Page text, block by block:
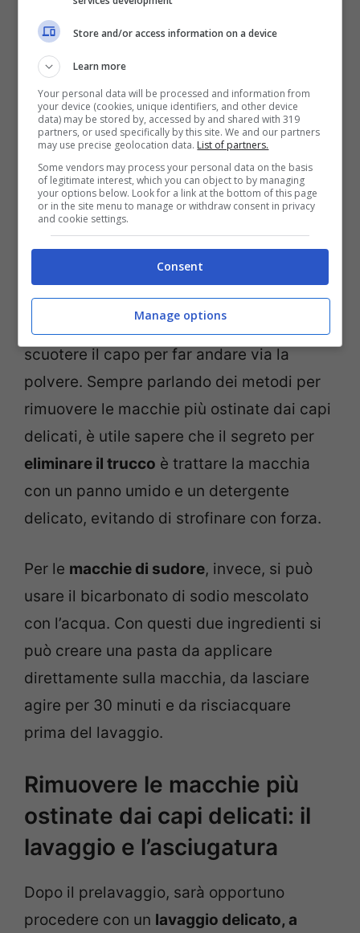
Sulle macchie di vino rossoè consigliabile
applicare immediatamente una piccola
quantità di sale, la quale si occuperà di
assorbire il liquido in eccesso. Dopo
qualche minuto, si dovrà risciacquare
delicatamente il tessuto con acqua fredda.
Una delle migliori soluzioni per rimuovere
olio e grasso, invece, si concretizza
nell’applicazione di amido di mais o talco
direttamente sulla macchia. Dopo aver
lasciato agire per 15-20 minuti, si potrà
scuotere il capo per far andare via la
polvere. Sempre parlando dei metodi per
rimuovere le macchie più ostinate dai capi
delicati, è utile sapere che il segreto per
eliminare il trucco è trattare la macchia
con un panno umido e un detergente
delicato, evitando di strofinare con forza.
Per le macchie di sudore, invece, si può
usare il bicarbonato di sodio mescolato
con l’acqua. Con questi due ingredienti si
può creare una pasta da applicare
direttamente sulla macchia, da lasciare
agire per 30 minuti e da risciacquare
prima del lavaggio.
Rimuovere le macchie più
ostinate dai capi delicati: il
lavaggio e l’asciugatura
Dopo il prelavaggio, sarà opportuno
procedere con un lavaggio delicato, a
Store and/or access information on a device
Learn more
Your personal data will be processed and information from
your device (cookies, unique identifiers, and other device
data) may be stored by, accessed by and shared with 319
partners, or used specifically by this site. We and our partners
may use precise geolocation data. List of partners.
Some vendors may process your personal data on the basis
of legitimate interest, which you can object to by managing
your options below. Look for a link at the bottom of this page
or in the site menu to manage or withdraw consent in privacy
and cookie settings.
Consent
Manage options